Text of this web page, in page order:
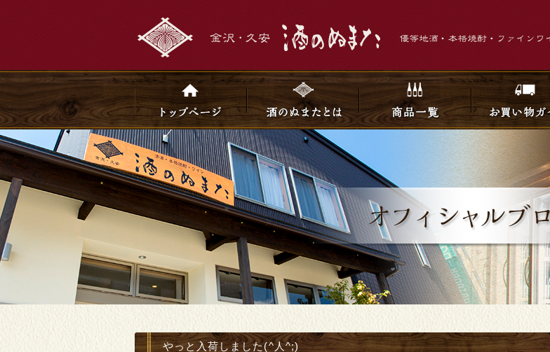
やっと入荷しました(^人^;)